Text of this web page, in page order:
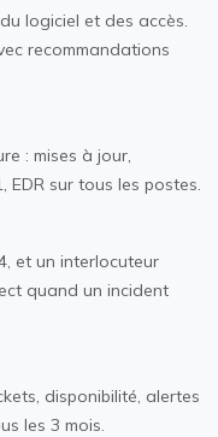
logiciel et des accès.
recommandations
: mises à jour,
sur tous les postes.
et un interlocuteur
quand un incident
disponibilité, alertes
les 3 mois.